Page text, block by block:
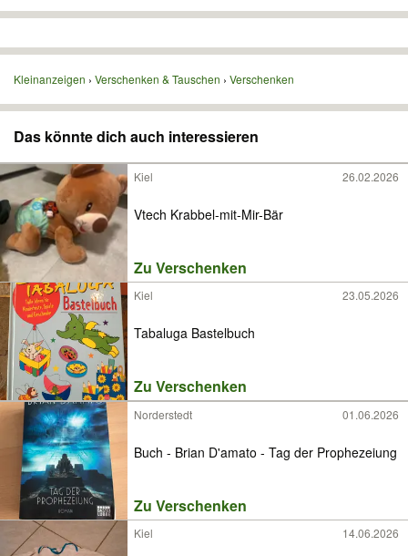
Kleinanzeigen Verschenken & Tauschen Verschenken
Das könnte dich auch interessieren
Kiel 26.02.2026
Vtech Krabbel-mit-Mir-Bär
Zu Verschenken
Kiel 23.05.2026
Tabaluga Bastelbuch
Zu Verschenken
Norderstedt 01.06.2026
Buch - Brian D'amato - Tag der Prophezeiung
Zu Verschenken
Kiel 14.06.2026